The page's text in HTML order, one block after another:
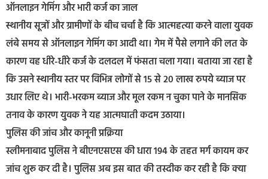
ऑनलाइन गेमिंग और भारी कर्ज का जाल
स्थानीय सूत्रों और ग्रामीणों के बीच चर्चा है कि आत्महत्या करने वाला युवक
लंबे समय से ऑनलाइन गेमिंग का आदी था। गेम में पैसे लगाने की लत के
कारण वह धीरे-धीरे कर्ज के दलदल में फंसता चला गया। बताया जा रहा है
कि उसने स्थानीय स्तर पर विभिन्न लोगों से 15 से 20 लाख रुपये ब्याज पर
उधार लिए थे। भारी-भरकम ब्याज और मूल रकम न चुका पाने के मानसिक
तनाव के कारण युवक ने यह आत्मघाती कदम उठाया।
पुलिस की जांच और कानूनी प्रक्रिया
स्लीमनाबाद पुलिस ने बीएनएसएस की धारा 194 के तहत मर्ग कायम कर
जांच शुरू कर दी है। पुलिस अब इस बात की तस्दीक कर रही है कि क्या